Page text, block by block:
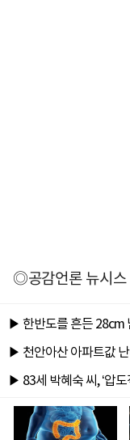
◎공감언론 뉴시스